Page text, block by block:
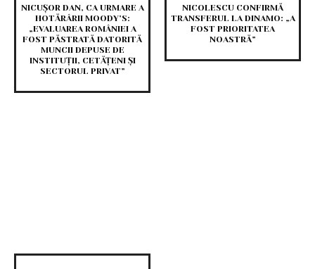
NICUȘOR DAN, CA URMARE A
HOTĂRÂRII MOODY’S:
„EVALUAREA ROMÂNIEI A
FOST PĂSTRATĂ DATORITĂ
MUNCII DEPUSE DE
INSTITUȚII, CETĂȚENI ȘI
SECTORUL PRIVAT”
NICOLESCU CONFIRMĂ
TRANSFERUL LA DINAMO: „A
FOST PRIORITATEA
NOASTRĂ”